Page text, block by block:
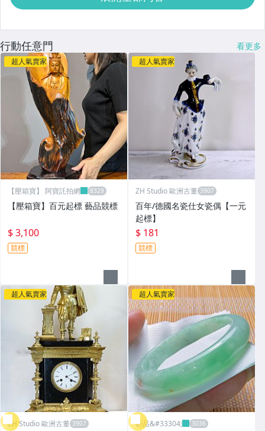
行動任意門 看更多
超人氣賣家
【壓箱寶】 阿寶託拍網
【壓箱寶】百元起標 藝品競標
$ 3,100
競標
超人氣賣家
ZH Studio 歐洲古董
百年/德國名瓷仕女瓷偶【一元
起標】
$ 181
競標
超人氣賣家
ZH Studio 歐洲古董
超人氣賣家
昕品&#33304;